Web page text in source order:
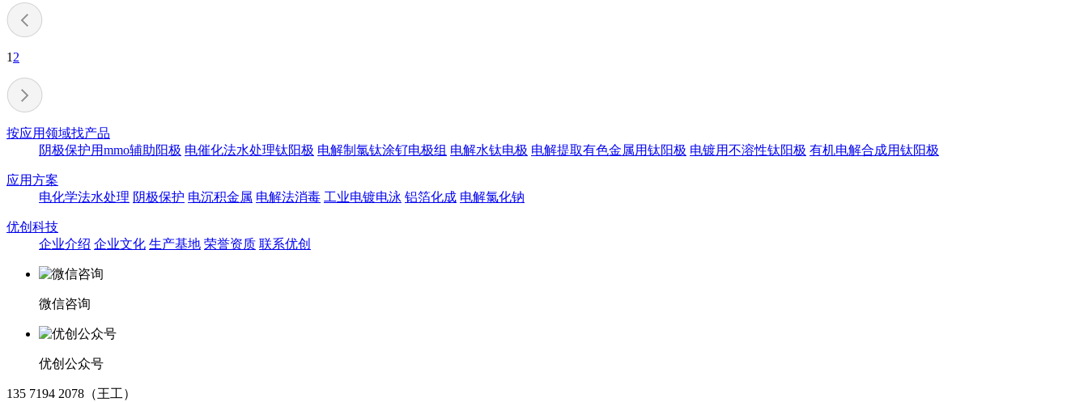
1 2
按应用领域找产品
阴极保护用mmo辅助阳极 电催化法水处理钛阳极 电解制氯钛涂钌电极组 电解水钛电极 电解提取有色金属用钛阳极 电镀用不溶性钛阳极 有机电解合成用钛阳极
应用方案
电化学法水处理 阴极保护 电沉积金属 电解法消毒 工业电镀电泳 铝箔化成 电解氯化钠
优创科技
企业介绍 企业文化 生产基地 荣誉资质 联系优创
微信咨询
优创公众号
135 7194 2078（王工）